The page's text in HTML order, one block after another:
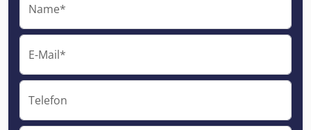
Name*
E-Mail*
Telefon